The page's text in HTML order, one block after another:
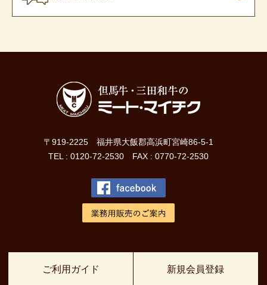
〒919-2225 福井県大飯郡高浜町宮崎86-5-1
TEL : 0120-72-2530 FAX : 0770-72-2530
ご利用ガイド 新規会員登録